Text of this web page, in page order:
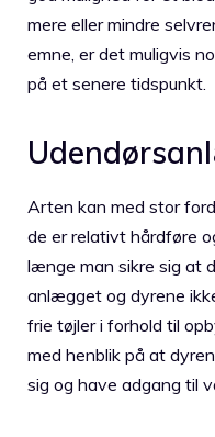
mere eller mindre
emne, er det muligvis
på et senere tidspunkt.
Arten kan med stor
de er relativt hårdføre
længe man sikre sig at
anlægget og dyrene
frie tøjler i forhold til
med henblik på at
sig og have adgang til